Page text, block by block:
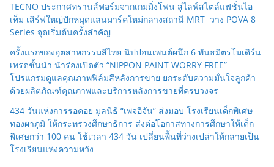
TECNO ประกาศทรานส์ฟอร์มจากเกมมิ่งโฟน สู่ไลฟ์สไตล์แฟชั่นไอ
เท็ม เสิร์ฟใหญ่ปักหมุดแลนมาร์คใหม่กลางสถานี MRT วาง POVA 8
Series จุดเริ่มต้นครั้งสำคัญ
ครั้งแรกของอุตสาหกรรมสีไทย นิปปอนเพนต์ผนึก 6 พันธมิตรโมเดิร์น
เทรดชั้นนำ นำร่องเปิดตัว “NIPPON PAINT WORRY FREE”
โปรแกรมดูแลคุณภาพฟิล์มสีหลังการขาย ยกระดับความมั่นใจลูกค้า
ด้วยผลิตภัณฑ์คุณภาพและบริการหลังการขายที่ครบวงจร
434 วันแห่งการรอคอย มูลนิธิ “เพจอีจัน” ส่งมอบ โรงเรียนเด็กพิเศษ
ทองผาภูมิ ให้กระทรวงศึกษาธิการ ส่งต่อโอกาสทางการศึกษาให้เด็ก
พิเศษกว่า 100 คน ใช้เวลา 434 วัน เปลี่ยนพื้นที่ว่างเปล่าให้กลายเป็น
โรงเรียนแห่งความหวัง